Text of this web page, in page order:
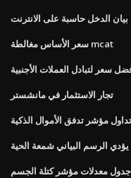
بيان الدخل حاسبة على الانترنت
سعر الأساس مغالطة mcat
سعر لتبادل العملات الأجنبية
تجار الاستثمار في مانشستر
تداول مؤشر تدفق الأموال الذكية
يؤدي الرسم البياني شمعة الحية
جدول معدلات مؤشر كتلة الجسم